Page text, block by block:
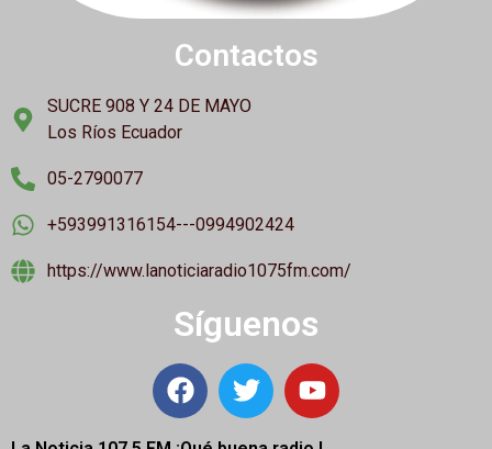
Contactos
SUCRE 908 Y 24 DE MAYO
Los Ríos Ecuador
05-2790077
+593991316154---0994902424
https://www.lanoticiaradio1075fm.com/
Síguenos